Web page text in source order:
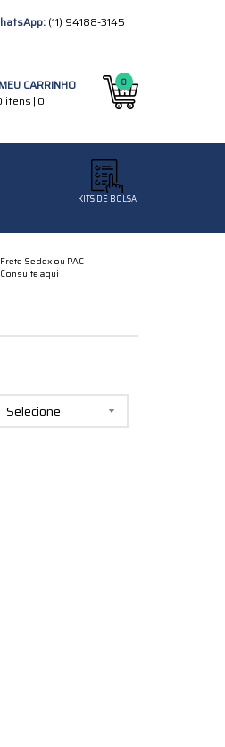
(11) 94188-3145
0
KITS DE BOLSA
Frete Sedex ou PAC
Consulte aqui
Selecione